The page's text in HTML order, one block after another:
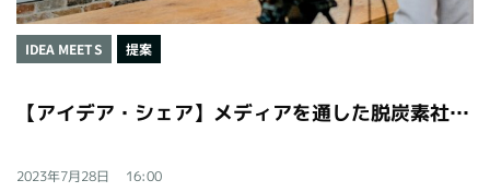
IDEA MEETS 提案
【アイデア・シェア】メディアを通した脱炭素社会への意識改革
2023年7月28日 16:00